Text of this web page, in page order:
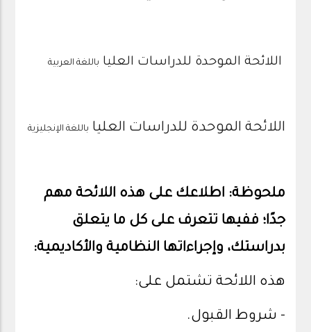
اللائحة الموحدة للدراسات العليا باللغة العربية
اللائحة الموحدة للدراسات العليا باللغة الإنجليزية
ملحوظة: اطلاعك على هذه اللائحة مهم
جدًا؛ ففيها تتعرف على كل ما يتعلق
بدراستك، وإجراءاتها النظامية والأكاديمية:
هذه اللائحة تشتمل على:
- شروط القبول.